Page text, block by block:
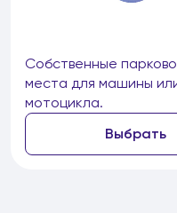
Собственные
места для машины
мотоцикла.
Выбрать